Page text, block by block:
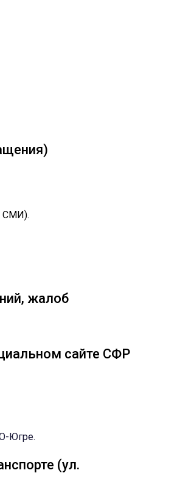
СМИ).
жалоб
сайте СФР
Югре.
(ул.